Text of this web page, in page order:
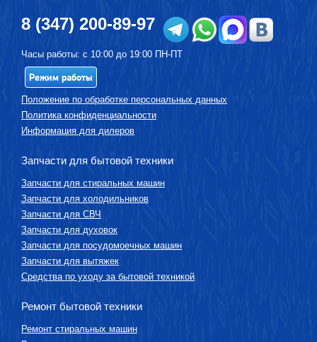
8 (347) 200-89-97
Часы работы: с 10:00 до 19:00 ПН-ПТ
Режим работы
Положение по обработке персональных данных
Политика конфиденциальности
Информация для дилеров
Запчасти для бытовой техники
Запчасти для стиральных машин
Запчасти для холодильников
Запчасти для СВЧ
Запчасти для духовок
Запчасти для посудомоечных машин
Запчасти для вытяжек
Средства по уходу за бытовой техникой
Ремонт бытовой техники
Ремонт стиральных машин